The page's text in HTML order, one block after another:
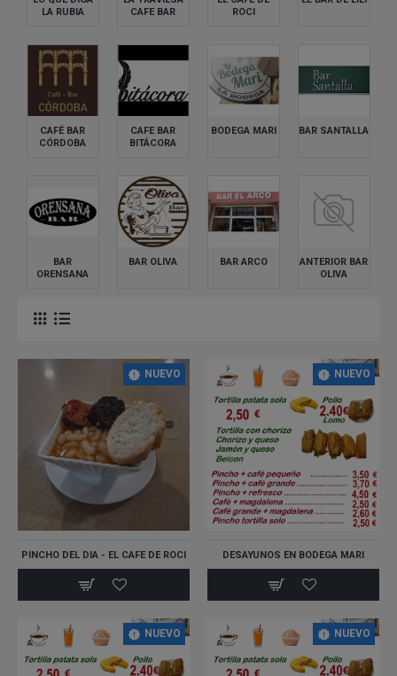
LA RUBIA
CAFE BAR
ROCI
CAFÉ BAR
CÓRDOBA
CAFE BAR
BITÁCORA
BODEGA MARI BAR SANTALLA
BAR
ORENSANA
BAR OLIVA BAR ARCO
ANTERIOR BAR
OLIVA
NUEVO
PINCHO DEL DIA - EL CAFE DE ROCI
NUEVO
DESAYUNOS EN BODEGA MARI
NUEVO NUEVO
Comunidad de Madrid